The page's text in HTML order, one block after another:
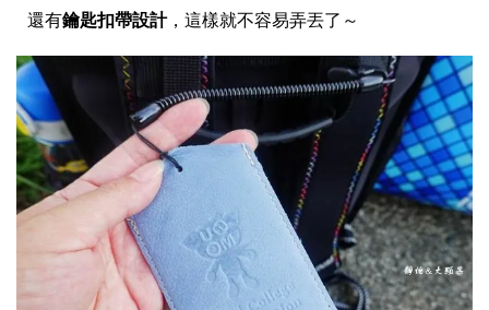
還有鑰匙扣帶設計，這樣就不容易弄丟了～